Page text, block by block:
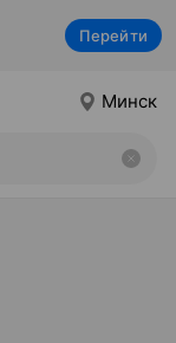
Перейти
Минск